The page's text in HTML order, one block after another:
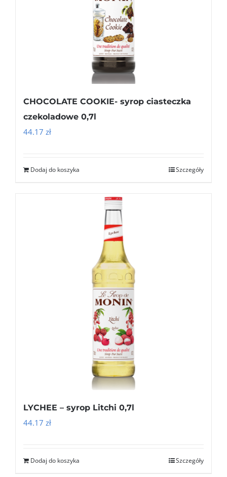
CHOCOLATE COOKIE- syrop ciasteczka
czekoladowe 0,7l
44.17 zł
Dodaj do koszyka Szczegóły
LYCHEE – syrop Litchi 0,7l
44.17 zł
Dodaj do koszyka Szczegóły